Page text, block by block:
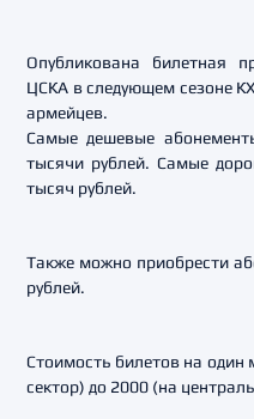
Опубликована билетная
ЦСКА в следующем сезоне
армейцев.
Самые дешевые
тысячи рублей. Самые
тысяч рублей.
Также можно приобрести
рублей.
Стоимость билетов на
сектор) до 2000 (на